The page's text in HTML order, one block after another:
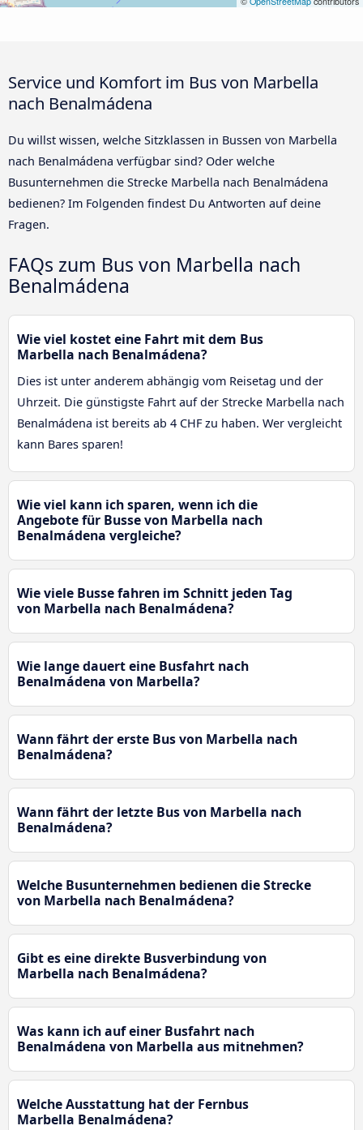
Service und Komfort im Bus von Marbella
nach Benalmádena
Du willst wissen, welche Sitzklassen in Bussen von Marbella
nach Benalmádena verfügbar sind? Oder welche
Busunternehmen die Strecke Marbella nach Benalmádena
bedienen? Im Folgenden findest Du Antworten auf deine
Fragen.
FAQs zum Bus von Marbella nach
Benalmádena
Wie viel kostet eine Fahrt mit dem Bus
Marbella nach Benalmádena?
Dies ist unter anderem abhängig vom Reisetag und der
Uhrzeit. Die günstigste Fahrt auf der Strecke Marbella nach
Benalmádena ist bereits ab 4 CHF zu haben. Wer vergleicht
kann Bares sparen!
Wie viel kann ich sparen, wenn ich die
Angebote für Busse von Marbella nach
Benalmádena vergleiche?
Wie viele Busse fahren im Schnitt jeden Tag
von Marbella nach Benalmádena?
Wie lange dauert eine Busfahrt nach
Benalmádena von Marbella?
Wann fährt der erste Bus von Marbella nach
Benalmádena?
Wann fährt der letzte Bus von Marbella nach
Benalmádena?
Welche Busunternehmen bedienen die Strecke
von Marbella nach Benalmádena?
Gibt es eine direkte Busverbindung von
Marbella nach Benalmádena?
Was kann ich auf einer Busfahrt nach
Benalmádena von Marbella aus mitnehmen?
Welche Ausstattung hat der Fernbus
Marbella Benalmádena?